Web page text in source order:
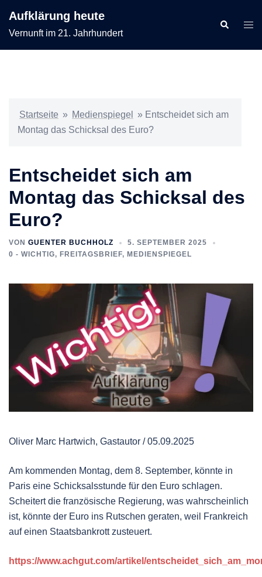
Inhalt
springen
Aufklärung heute
Vernunft im 21. Jahrhundert
Suche
Startseite » Medienspiegel » Entscheidet sich am
Montag das Schicksal des Euro?
Entscheidet sich am
Montag das Schicksal des
Euro?
VON GUENTER BUCHHOLZ
5. SEPTEMBER 2025
0 - WICHTIG, FREITAGSBRIEF, MEDIENSPIEGEL
Oliver Marc Hartwich, Gastautor / 05.09.2025
Am kommenden Montag, dem 8. September, könnte in
Paris eine Schicksalsstunde für den Euro schlagen.
Scheitert die französische Regierung, was wahrscheinlich
ist, könnte der Euro ins Rutschen geraten, weil Frankreich
auf einen Staatsbankrott zusteuert.
https://www.achgut.com/artikel/